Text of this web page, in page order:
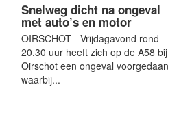
Snelweg dicht na ongeval
met auto’s en motor
OIRSCHOT - Vrijdagavond rond
20.30 uur heeft zich op de A58 bij
Oirschot een ongeval voorgedaan
waarbij...